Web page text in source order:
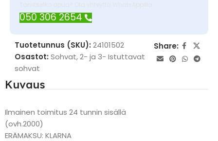
Tarvitsetko apua? Ota yhteyttä WhatsAppilla
050 306 2654
Tuotetunnus (SKU): 24101502
Osastot: Sohvat,2- ja 3- Istuttavat
sohvat
Share:
Kuvaus
Ilmainen toimitus 24 tunnin sisällä
(ovh.2000)
ERÄMAKSU: KLARNA